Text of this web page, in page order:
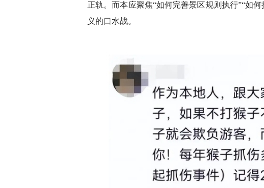
正轨。而本应聚焦“如何完善景区规则执行”“如
义的口水战。